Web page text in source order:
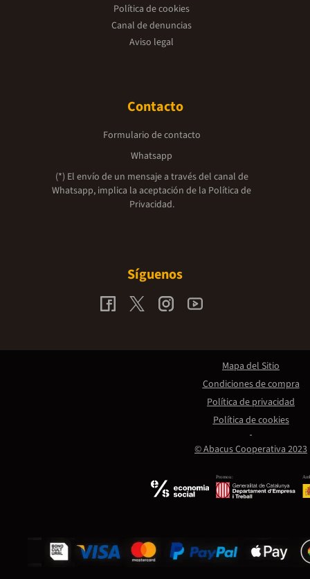
Política de cookies
Canal de denuncias
Aviso legal
Contacto
Formulario de contacto
Whatsapp
(*) El envío de un mensaje a través del canal de
Whatsapp, implica la aceptación de la Política de
Privacidad.
Síguenos
Promou:
© Abacus Cooperativa 2023
Mapa del Sitio
Condiciones de compra
Política de privacidad
Política de cookies